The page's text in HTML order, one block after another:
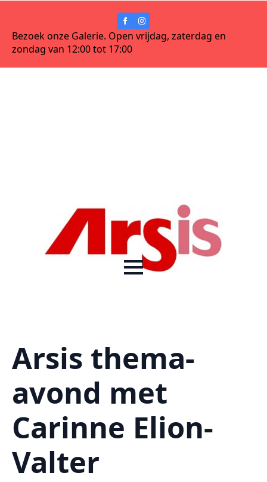
Bezoek onze Galerie. Open vrijdag, zaterdag en
zondag van 12:00 tot 17:00
Arsis thema-
avond met
Carinne Elion-
Valter